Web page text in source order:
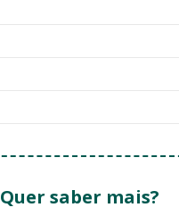
Quer saber mais?